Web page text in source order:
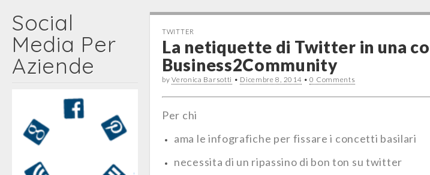
Social
Media Per
Aziende
TWITTER
La netiquette di Twitter in una
Business2Community
byVeronica Barsotti • Dicembre 8, 2014 •0 Comments
Per chi
ama le infografiche per fissare i concetti basilari
necessita di un ripassino di bon ton su twitter